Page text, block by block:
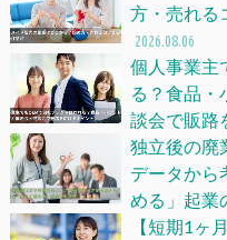
方・売れる
2026.08.06
個人事業主
る？食品・
談会で販路
独立後の廃
データから
める」起業
【短期1ヶ